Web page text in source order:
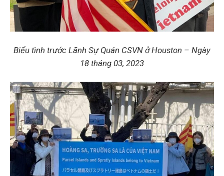
Biểu tình trước Lãnh Sự Quán CSVN ở Houston – Ngày
18 tháng 03, 2023